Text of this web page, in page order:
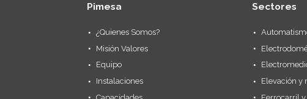
Pimesa
¿Quienes Somos?
Misión Valores
Equipo
Instalaciones
Capacidades
Sectores
Elevación y
Ferrocarril